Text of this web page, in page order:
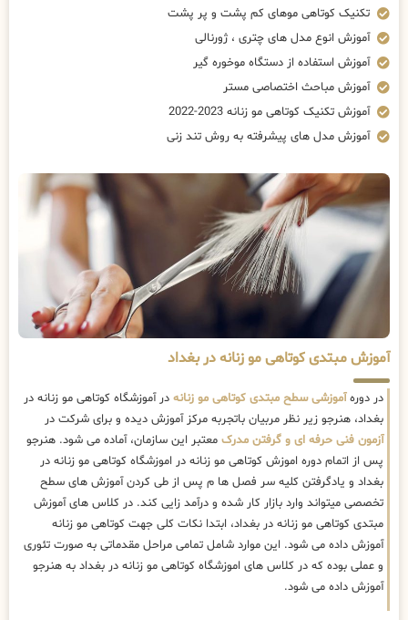
تکنیک کوتاهی موهای کم پشت و پر پشت
آموزش انوع مدل های چتری ، ژورنالی
آموزش استفاده از دستگاه موخوره گیر
آموزش مباحث اختصاصی مستر
آموزش تکنیک کوتاهی مو زنانه 2023-2022
آموزش مدل های پیشرفته به روش تند زنی
آموزش مبتدی کوتاهی مو زنانه در بغداد
در دورهآموزشی سطح مبتدی کوتاهی مو زنانه در آموزشگاه کوتاهی مو زنانه در
بغداد، هنرجو زیر نظر مربیان باتجربه مرکز آموزش دیده و برای شرکت در
آزمون فنی حرفه ای و گرفتن مدرک معتبر این سازمان، آماده می شود. هنرجو
پس از اتمام دوره اموزش کوتاهی مو زنانه در اموزشگاه کوتاهی مو زنانه در
بغداد و یادگرفتن کلیه سر فصل ها م پس از طی کردن آموزش های سطح
تخصصی میتواند وارد بازار کار شده و درآمد زایی کند. در کلاس های آموزش
مبتدی کوتاهی مو زنانه در بغداد، ابتدا نکات کلی جهت کوتاهی مو زنانه
آموزش داده می شود. این موارد شامل تمامی مراحل مقدماتی به صورت تئوری
و عملی بوده که در کلاس های اموزشگاه کوتاهی مو زنانه در بغداد به هنرجو
آموزش داده می شود.